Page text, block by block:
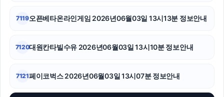
7119오픈베타온라인게임 2026년06월03일 13시13분 정보안내
7120대원칸타빌수유 2026년06월03일 13시10분 정보안내
7121페이코벅스 2026년06월03일 13시07분 정보안내